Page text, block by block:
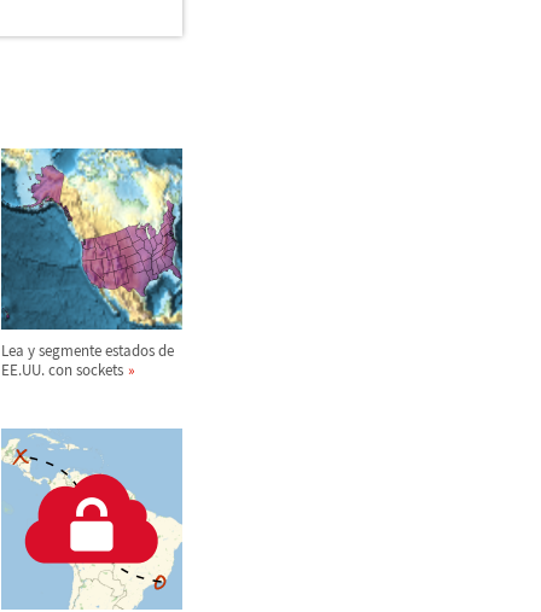
Lea y segmente estados de
EE.UU. con sockets